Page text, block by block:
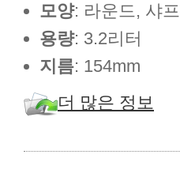
모양: 라운드, 샤프
용량: 3.2리터
지름: 154mm
더 많은 정보